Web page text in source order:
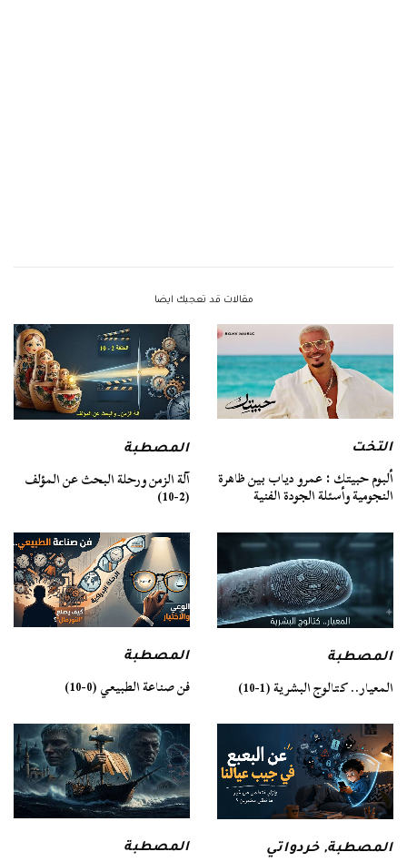
مقالات قد تعجبك ايضا
التخت
ألبوم حبيتك : عمرو دياب بين ظاهرة
النجومية وأسئلة الجودة الفنية
المصطبة
آلة الزمن ورحلة البحث عن المؤلف
(2-10)
المصطبة
المعيار.. كتالوج البشرية (1-10)
المصطبة
فن صناعة الطبيعي (0-10)
المصطبة,خردواتي المصطبة